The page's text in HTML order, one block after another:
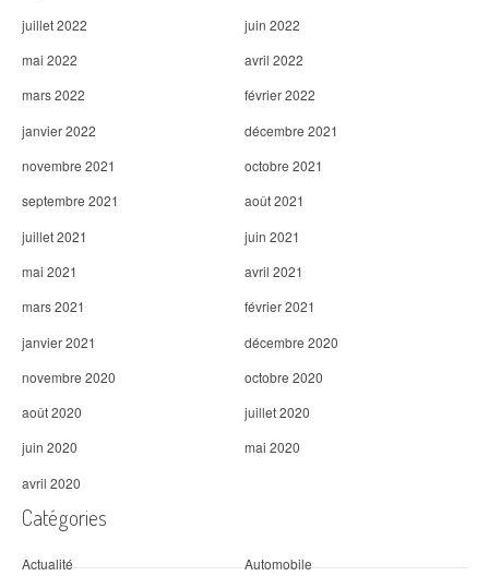
juillet 2022
juin 2022
mai 2022
avril 2022
mars 2022
février 2022
janvier 2022
décembre 2021
novembre 2021
octobre 2021
septembre 2021
août 2021
juillet 2021
juin 2021
mai 2021
avril 2021
mars 2021
février 2021
janvier 2021
décembre 2020
novembre 2020
octobre 2020
août 2020
juillet 2020
juin 2020
mai 2020
avril 2020
Catégories
Actualité Automobile